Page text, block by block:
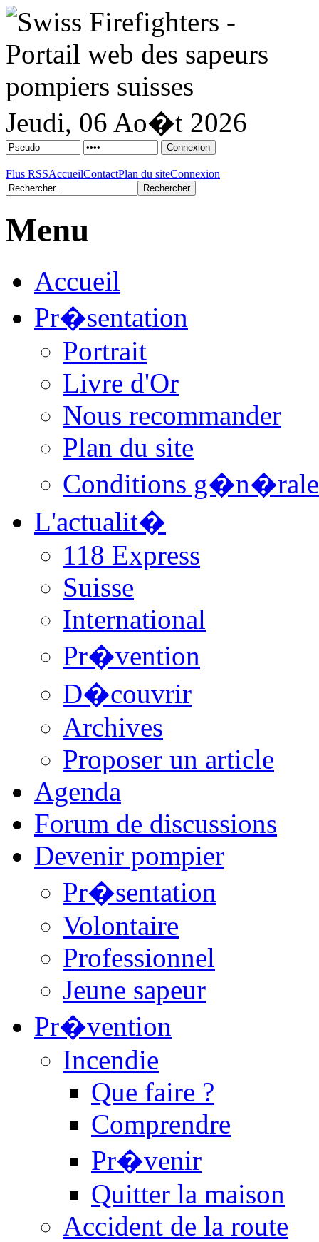
Jeudi, 06 Ao�t 2026
Flus RSSAccueilContactPlan du siteConnexion
Menu
Accueil
Pr�sentation
Portrait
Livre d'Or
Nous recommander
Plan du site
Conditions
L'actualit�
118 Express
Suisse
International
Pr�vention
D�couvrir
Archives
Proposer un article
Agenda
Forum de discussions
Devenir pompier
Pr�sentation
Volontaire
Professionnel
Jeune sapeur
Pr�vention
Incendie
Que faire ?
Comprendre
Pr�venir
Quitter la maison
Accident de la route